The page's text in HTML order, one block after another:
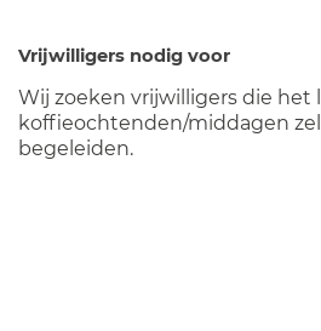
Vrijwilligers nodig voor
Wij zoeken vrijwilligers die het
koffieochtenden/middagen
begeleiden.